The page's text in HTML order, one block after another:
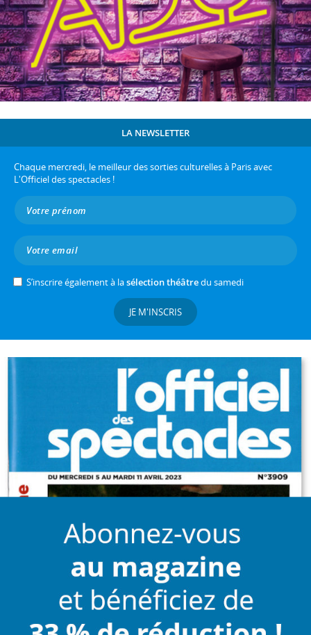
LA NEWSLETTER
Chaque mercredi, le meilleur des sorties culturelles à Paris avec
L'Officiel des spectacles !
S’inscrire également à lasélection théâtredu samedi
JE M'INSCRIS